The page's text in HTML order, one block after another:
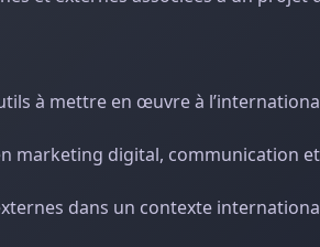
à mettre en œuvre à
marketing digital, communication
dans un contexte